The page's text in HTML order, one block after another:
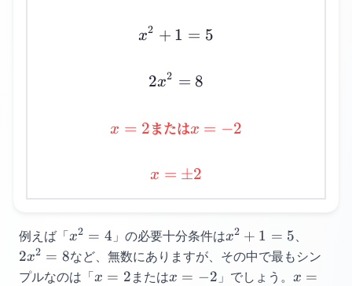
x^2+1=5
x2 + 1 = 5
2x^2=8
2x2 = 8
x=2
x = 2またはx=-2
x = −2
x=\pm2
x = ±2
例えば「x^2=4
x2 = 4 」の必要十分条件はx^2+1=5
x2 + 1 = 5、
2x2 = 8など、無数にありますが、 その中で最もシン
プルなのは「x=2
x = 2またはx=-2
x = −2 」でしょう。 x=\pm2
x =